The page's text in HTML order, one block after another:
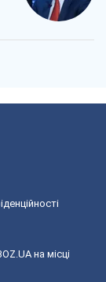
на місці